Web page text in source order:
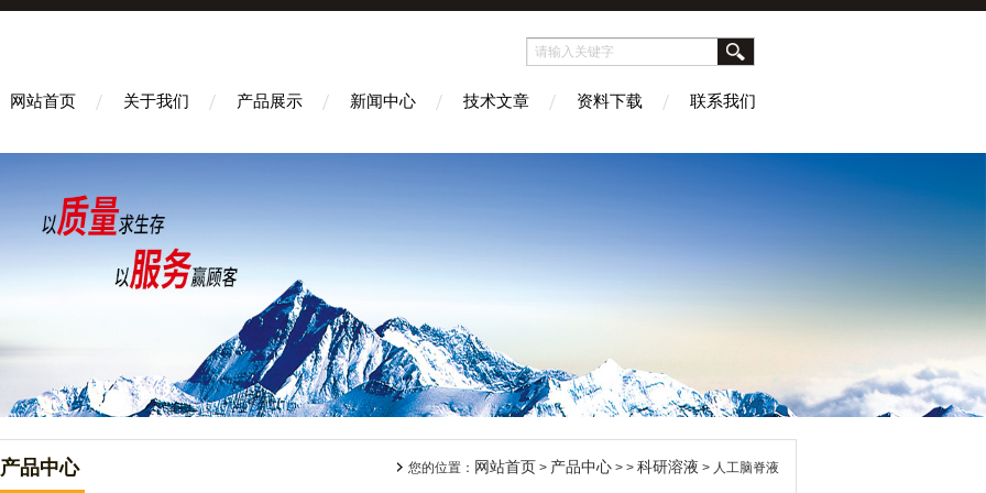
网站首页 关于我们 产品展示 新闻中心 技术文章 资料下载 联系我们
产品中心 您的位置： 网站首页 > 产品中心 > > 科研溶液 > 人工脑脊液